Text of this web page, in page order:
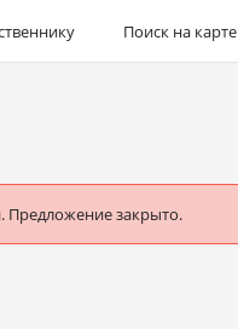
Поиск на карте
Предложение закрыто.